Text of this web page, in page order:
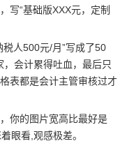
写“基础版XXX元，定制
税人500元/月”写成了50
会计累得吐血，最后只
表都是会计主管审核过才
你的图片宽高比最好是
眼看,观感极差。